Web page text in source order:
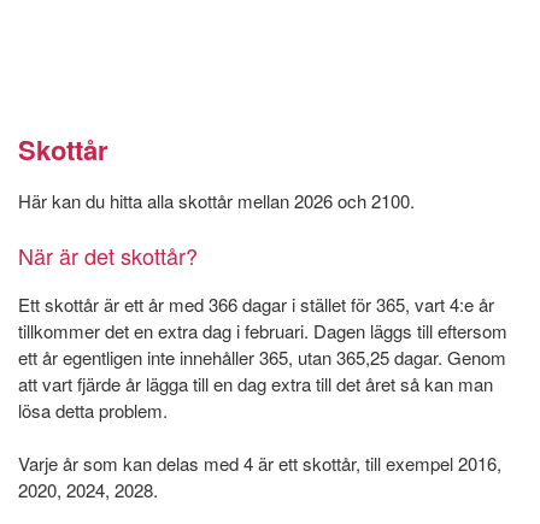
Skottår
Här kan du hitta alla skottår mellan 2026 och 2100.
När är det skottår?
Ett skottår är ett år med 366 dagar i stället för 365, vart 4:e år
tillkommer det en extra dag i februari. Dagen läggs till eftersom
ett år egentligen inte innehåller 365, utan 365,25 dagar. Genom
att vart fjärde år lägga till en dag extra till det året så kan man
lösa detta problem.
Varje år som kan delas med 4 är ett skottår, till exempel 2016,
2020, 2024, 2028.